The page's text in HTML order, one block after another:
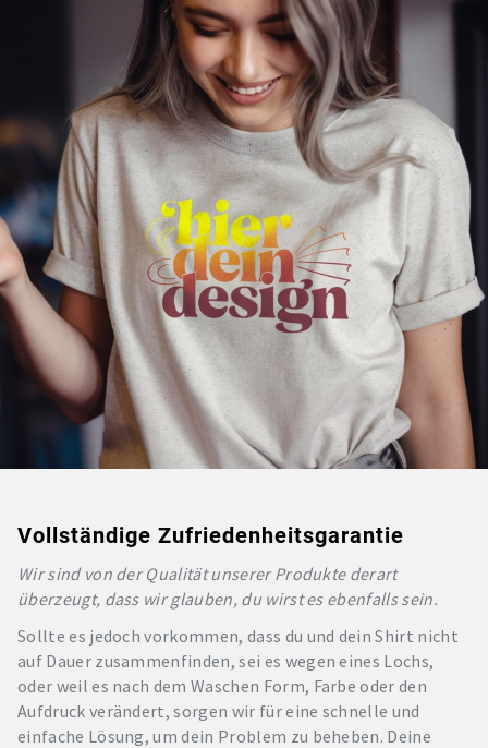
Vollständige Zufriedenheitsgarantie
Wir sind von der Qualität unserer Produkte derart
überzeugt, dass wir glauben, du wirst es ebenfalls sein.
Sollte es jedoch vorkommen, dass du und dein Shirt nicht
auf Dauer zusammenfinden, sei es wegen eines Lochs,
oder weil es nach dem Waschen Form, Farbe oder den
Aufdruck verändert, sorgen wir für eine schnelle und
einfache Lösung, um dein Problem zu beheben. Deine